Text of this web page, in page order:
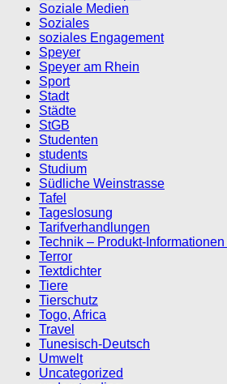
Soziale Medien
Soziales
soziales Engagement
Speyer
Speyer am Rhein
Sport
Stadt
Städte
StGB
Studenten
students
Studium
Südliche Weinstrasse
Tafel
Tageslosung
Tarifverhandlungen
Technik – Produkt-
Terror
Textdichter
Tiere
Tierschutz
Togo, Africa
Travel
Tunesisch-Deutsch
Umwelt
Uncategorized